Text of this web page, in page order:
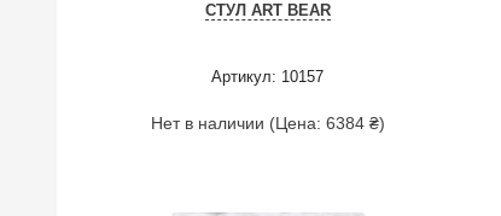
СТУЛ ART BEAR
Артикул: 10157
Нет в наличии (Цена: 6384 ₴)